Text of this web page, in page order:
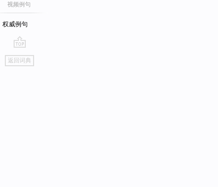
视频例句
权威例句
go
top
返回词典